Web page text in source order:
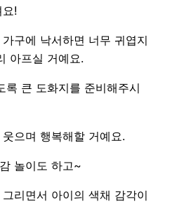
!
구에 낙서하면 너무 귀엽지
아프실 거예요.
록 큰 도화지를 준비해주시
으며 행복해할 거예요.
놀이도 하고~
리면서 아이의 색채 감각이